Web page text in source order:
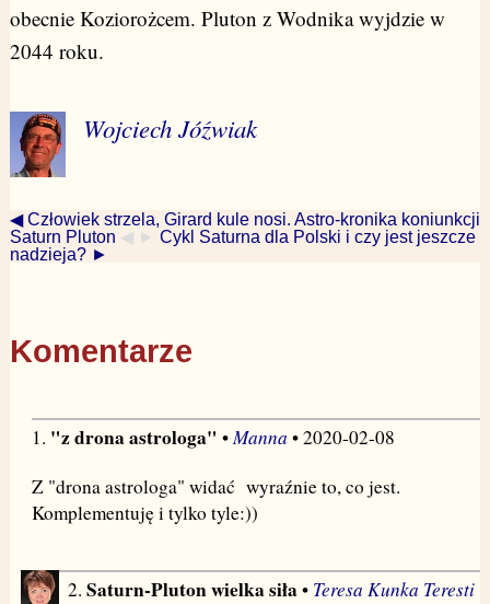
obecnie Koziorożcem. Pluton z Wodnika wyjdzie w
2044 roku.
Wojciech Jóźwiak
◀ Człowiek strzela, Girard kule nosi. Astro-kronika koniunkcji
Saturn Pluton ◀ ► Cykl Saturna dla Polski i czy jest jeszcze
nadzieja? ►
Komentarze
1. "z drona astrologa" •Manna • 2020-02-08
Z "drona astrologa" widać wyraźnie to, co jest.
Komplementuję i tylko tyle:))
2. Saturn-Pluton wielka siła • Teresa Kunka Teresti